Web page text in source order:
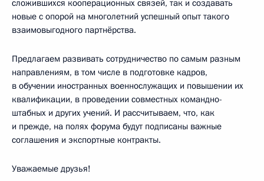
сложившихся кооперационных связей, так и создавать
новые с опорой на многолетний успешный опыт такого
взаимовыгодного партнёрства.
Предлагаем развивать сотрудничество по самым разным
направлениям, в том числе в подготовке кадров,
в обучении иностранных военнослужащих и повышении их
квалификации, в проведении совместных командно-
штабных и других учений. И рассчитываем, что, как
и прежде, на полях форума будут подписаны важные
соглашения и экспортные контракты.
Уважаемые друзья!